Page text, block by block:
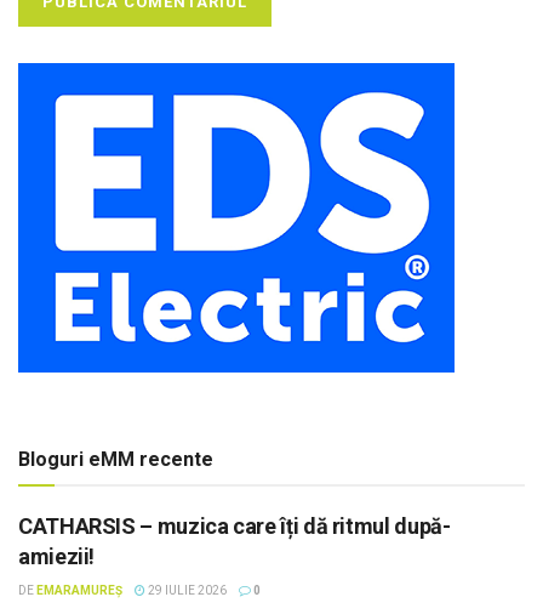
Bloguri eMM recente
CATHARSIS – muzica care îți dă ritmul după-
amiezii!
DE EMARAMUREȘ 29 IULIE 2026 0